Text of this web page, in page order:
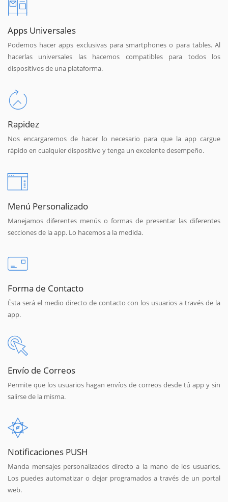
Apps Universales
Podemos hacer apps exclusivas para smartphones o para tables. Al
hacerlas universales las hacemos compatibles para todos los
dispositivos de una plataforma.
Rapidez
Nos encargaremos de hacer lo necesario para que la app cargue
rápido en cualquier dispositivo y tenga un excelente desempeño.
Menú Personalizado
Manejamos diferentes menús o formas de presentar las diferentes
secciones de la app. Lo hacemos a la medida.
Forma de Contacto
Ésta será el medio directo de contacto con los usuarios a través de la
app.
Envío de Correos
Permite que los usuarios hagan envíos de correos desde tú app y sin
salirse de la misma.
Notificaciones PUSH
Manda mensajes personalizados directo a la mano de los usuarios.
Los puedes automatizar o dejar programados a través de un portal
web.